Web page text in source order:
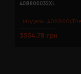
Модель:
408800032XL
3554.78 грн